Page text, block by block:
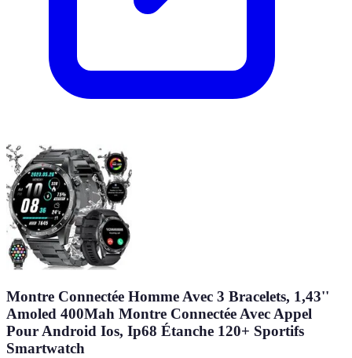
Montre Connectée Homme Avec 3 Bracelets, 1,43''
Amoled 400Mah Montre Connectée Avec Appel
Pour Android Ios, Ip68 Étanche 120+ Sportifs
Smartwatch